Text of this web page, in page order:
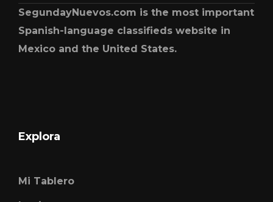
SegundayNuevos.com is the most important
Spanish-language classifieds website in
Mexico and the United States.
Explora
Mi Tablero